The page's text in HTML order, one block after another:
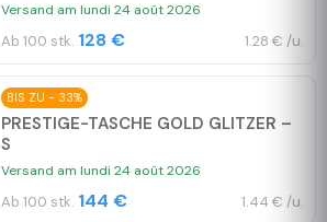
Versand am lundi 24 août 2026
Ab 100 stk. 128 € 1.28 € /u.
BIS ZU - 33%
PRESTIGE-TASCHE GOLD GLITZER –
S
Versand am lundi 24 août 2026
Ab 100 stk. 144 € 1.44 € /u.